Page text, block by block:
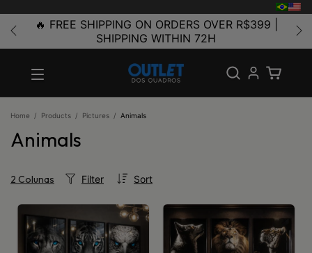
🔥 FREE SHIPPING ON ORDERS OVER R$399 |
SHIPPING WITHIN 72H
Home / Products / Pictures / Animals
Animals
Sort
Filter